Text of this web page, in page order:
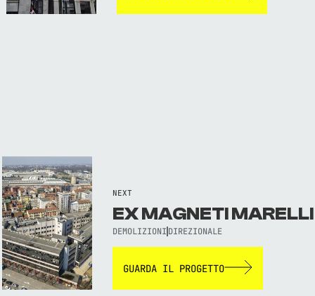
NEXT
EX MAGNETI MARELLI
DEMOLIZIONI DIREZIONALE
GUARDA IL PROGETTO